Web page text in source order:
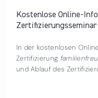
Kostenlose Online-
In der kostenlosen
Zertifizierung
und Ablauf des